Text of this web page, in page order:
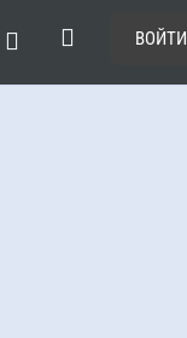
ВОЙТИ